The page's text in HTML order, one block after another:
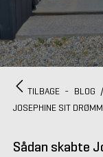
TILBAGE - BLOG /
JOSEPHINE SIT
Sådan skabte